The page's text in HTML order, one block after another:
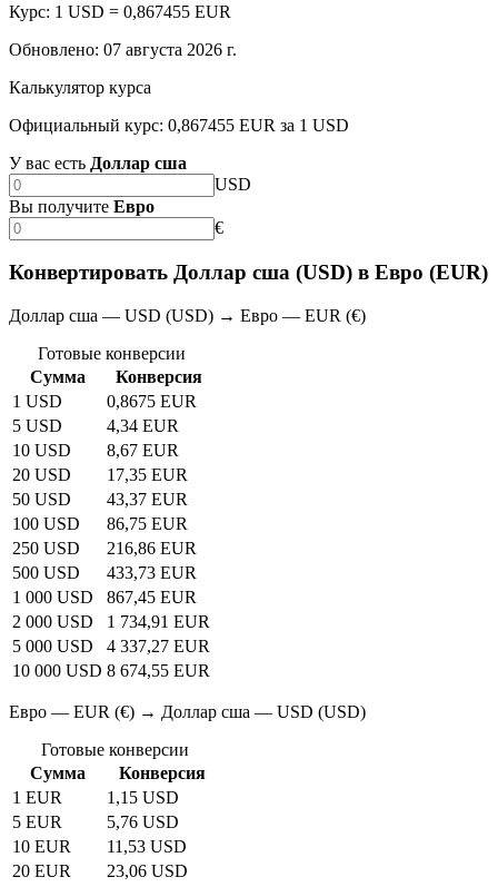
Курс: 1 USD = 0,867455 EUR
Обновлено: 07 августа 2026 г.
Калькулятор курса
Официальный курс: 0,867455 EUR за 1 USD
У вас есть Доллар сша
USD
Вы получите Евро
€
Конвертировать Доллар сша (USD) в Евро (EUR)
Доллар сша — USD (USD) → Евро — EUR (€)
Готовые конверсии
Сумма
Конверсия
1 USD
0,8675 EUR
5 USD
4,34 EUR
10 USD
8,67 EUR
20 USD
17,35 EUR
50 USD
43,37 EUR
100 USD
86,75 EUR
250 USD
216,86 EUR
500 USD
433,73 EUR
1 000 USD
867,45 EUR
2 000 USD
1 734,91 EUR
5 000 USD
4 337,27 EUR
10 000 USD 8 674,55 EUR
Евро — EUR (€) → Доллар сша — USD (USD)
Готовые конверсии
Сумма
Конверсия
1 EUR
1,15 USD
5 EUR
5,76 USD
10 EUR
11,53 USD
20 EUR
23,06 USD